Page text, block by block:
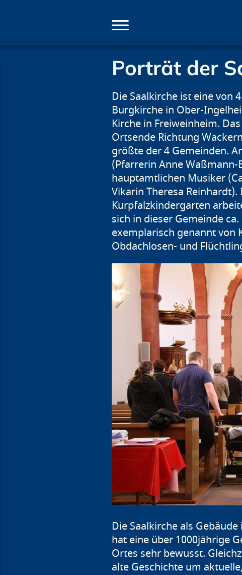
Porträt der
Die Saalkirche ist eine von
Burgkirche in Ober-
Kirche in Freiweinheim.
Ortsende Richtung
größte der 4 Gemeinden.
(Pfarrerin Anne Waßmann-
hauptamtlichen Musiker
Vikarin Theresa
Kurpfalzkindergarten
sich in dieser Gemeinde
exemplarisch genannt von
Obdachlosen- und
Die Saalkirche als
hat eine über 1000jährige
Ortes sehr bewusst.
alte Geschichte um